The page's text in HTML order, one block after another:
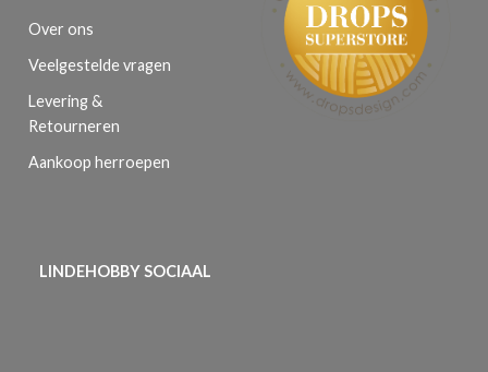
Over ons
Veelgestelde vragen
Levering &
Retourneren
Aankoop herroepen
LINDEHOBBY SOCIAAL